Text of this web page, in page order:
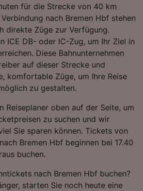
für die Strecke von 40 km
nach Bremen Hbf stehen
direkte Züge zur Verfügung.
ICE DB- oder IC-Zug, um Ihr Ziel in
Diese Bahnunternehmen
auf dieser Strecke und
komfortable Züge, um Ihre Reise
zu gestalten.
Reiseplaner oben auf der Seite, um
zu suchen und wir
Sie sparen können. Tickets von
Bremen Hbf beginnen bei 17.40
buchen.
nach Bremen Hbf buchen?
starten Sie noch heute eine
Standortdaten.
zur Identifikation
Speichern von oder Zugriff auf
einem Endgerät.
Werbung und Inhalte, Messung
und der Performance von
sowie
Verbesserung von
(Lieferanten)